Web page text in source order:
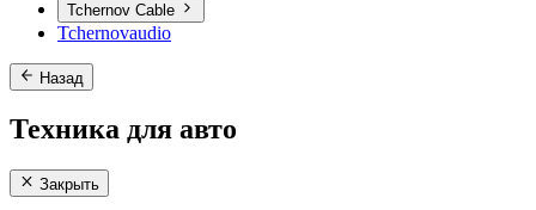
Tchernov Cable
Tchernovaudio
Назад
Техника для авто
Закрыть